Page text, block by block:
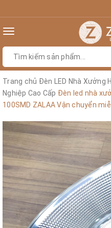
Toggle
Trang chủ Đèn LED Nhà Xưởng
Nghiệp Cao Cấp Đèn led nhà
100SMD ZALAA Vận chuyển